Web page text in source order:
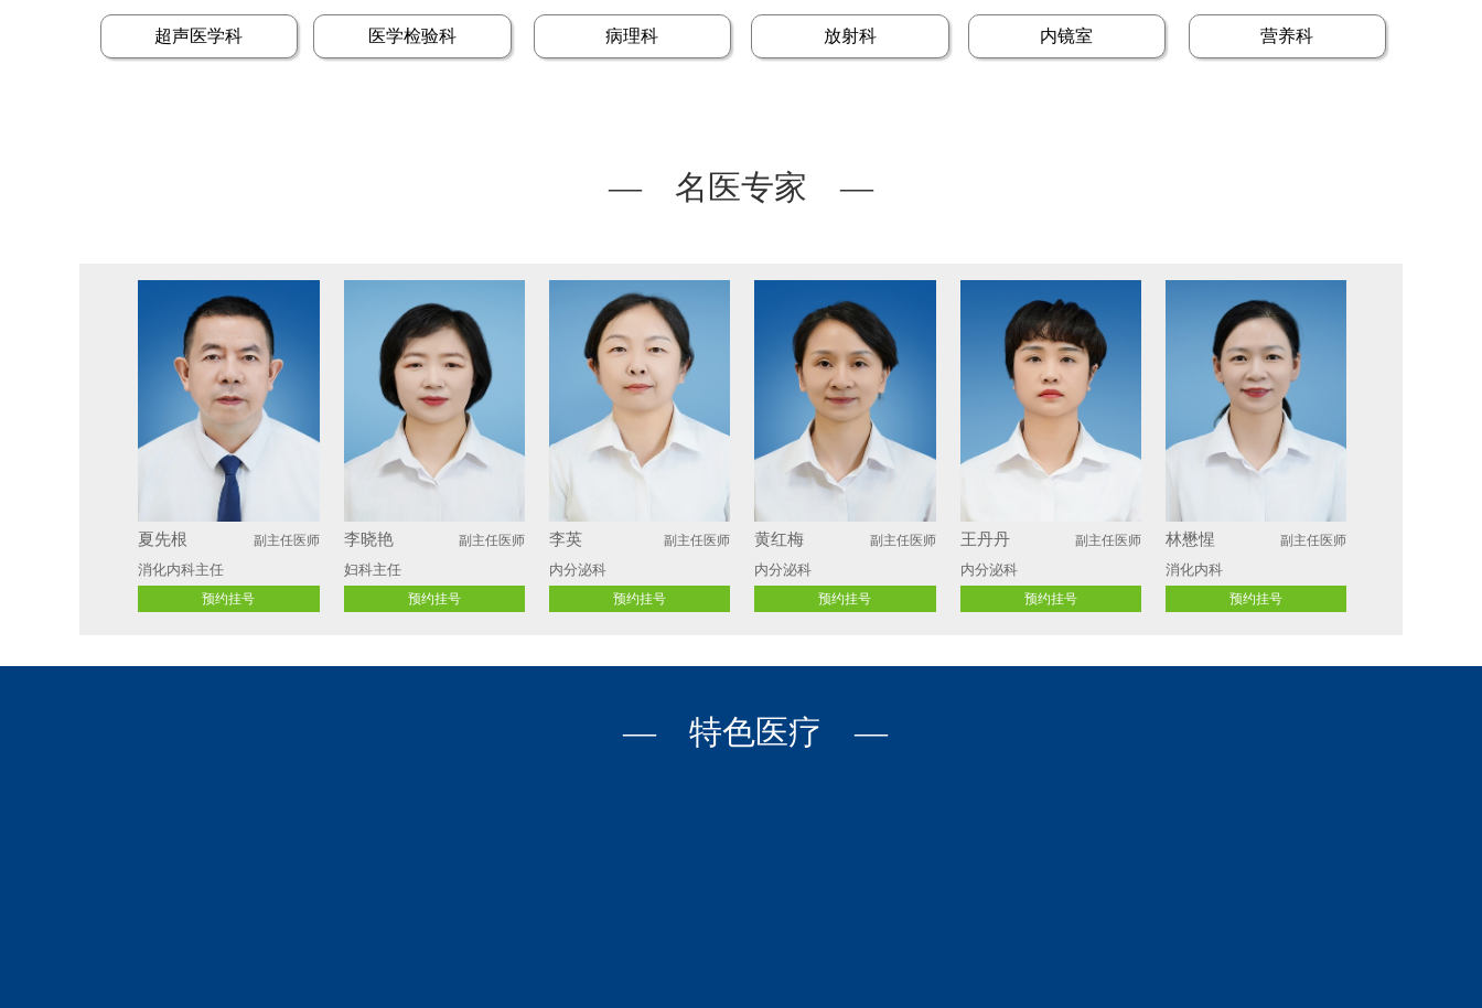
超声医学科 医学检验科 病理科 放射科 内镜室 营养科
— 名医专家 —
夏先根 副主任医师
消化内科主任
预约挂号
李晓艳 副主任医师
妇科主任
预约挂号
李英 副主任医师
内分泌科
预约挂号
黄红梅 副主任医师
内分泌科
预约挂号
王丹丹 副主任医师
内分泌科
预约挂号
林懋惺 副主任医师
消化内科
预约挂号
— 特色医疗 —